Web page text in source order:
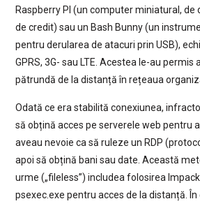
Raspberry PI (un computer miniatural, de
de credit) sau un Bash Bunny (un
pentru derularea de atacuri prin USB),
GPRS, 3G- sau LTE. Acestea le-au permis
pătrundă de la distanță în rețeaua
Odată ce era stabilită conexiunea,
să obțină acces pe serverele web pentru
aveau nevoie ca să ruleze un RDP
apoi să obțină bani sau date. Această
urme („fileless”) includea folosirea
psexec.exe pentru acces de la distanță.